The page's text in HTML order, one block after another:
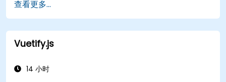
以增量方式将视图推进为成熟的单页应用程序。
查看更多...
Vuetify.js
14 小时